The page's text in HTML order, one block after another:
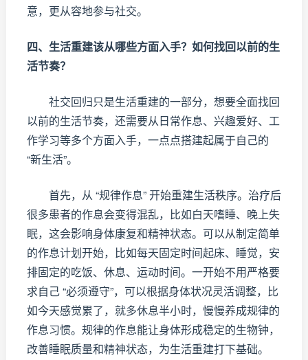
意，更从容地参与社交。
四、生活重建该从哪些方面入手？如何找回以前的生
活节奏？
社交回归只是生活重建的一部分，想要全面找回
以前的生活节奏，还需要从日常作息、兴趣爱好、工
作学习等多个方面入手，一点点搭建起属于自己的
“新生活”。
首先，从 “规律作息” 开始重建生活秩序。治疗后
很多患者的作息会变得混乱，比如白天嗜睡、晚上失
眠，这会影响身体康复和精神状态。可以从制定简单
的作息计划开始，比如每天固定时间起床、睡觉，安
排固定的吃饭、休息、运动时间。一开始不用严格要
求自己 “必须遵守”，可以根据身体状况灵活调整，比
如今天感觉累了，就多休息半小时，慢慢养成规律的
作息习惯。规律的作息能让身体形成稳定的生物钟，
改善睡眠质量和精神状态，为生活重建打下基础。